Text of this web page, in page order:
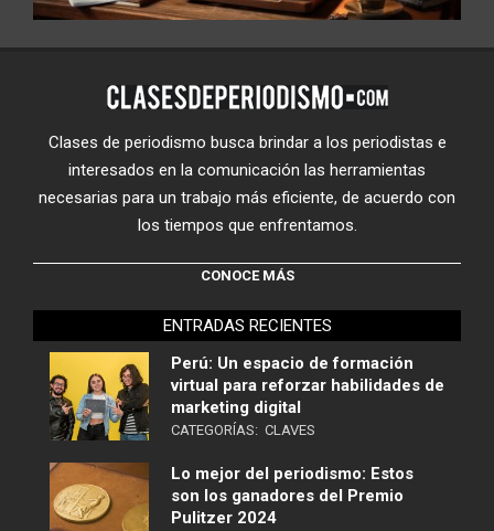
Clases de periodismo busca brindar a los periodistas e
interesados en la comunicación las herramientas
necesarias para un trabajo más eficiente, de acuerdo con
los tiempos que enfrentamos.
CONOCE MÁS
ENTRADAS RECIENTES
Perú: Un espacio de formación
virtual para reforzar habilidades de
marketing digital
CATEGORÍAS: CLAVES
Lo mejor del periodismo: Estos
son los ganadores del Premio
Pulitzer 2024